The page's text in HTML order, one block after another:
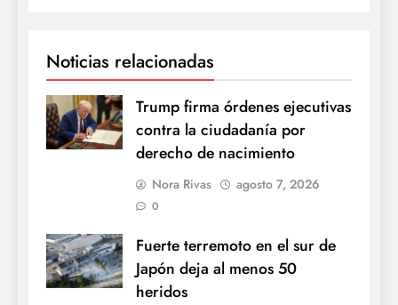
Noticias relacionadas
Trump firma órdenes ejecutivas
contra la ciudadanía por
derecho de nacimiento
Nora Rivas agosto 7, 2026
0
Fuerte terremoto en el sur de
Japón deja al menos 50
heridos